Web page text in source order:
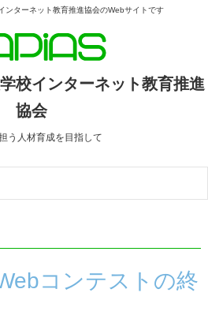
ンターネット教育推進協会のWebサイトです
校インターネット教育推進
協会
う人材育成を目指して
コンテストの終